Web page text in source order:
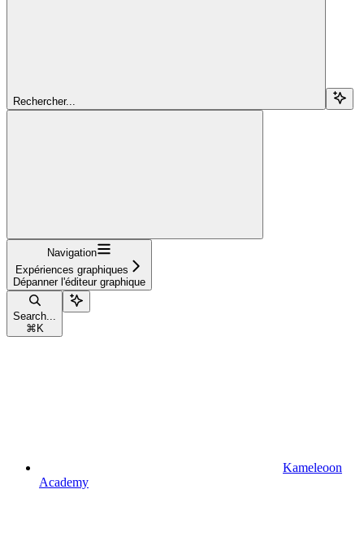
Rechercher...
Navigation
Expériences graphiques
Dépanner l'éditeur graphique
Search...
⌘ K
Kameleoon
Academy